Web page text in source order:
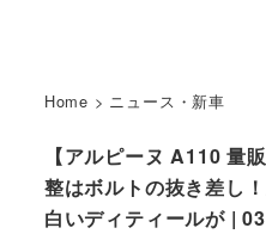
Home > ニュース・新車
【アルピーヌ A110 量
整はボルトの抜き差し
白いディティールが |